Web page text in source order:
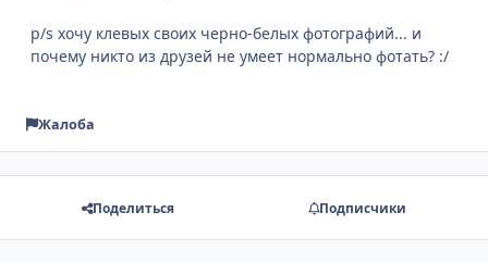
p/s хочу клевых своих черно-белых фотографий... и
почему никто из друзей не умеет нормально фотать? :/
Жалоба
Поделиться Подписчики